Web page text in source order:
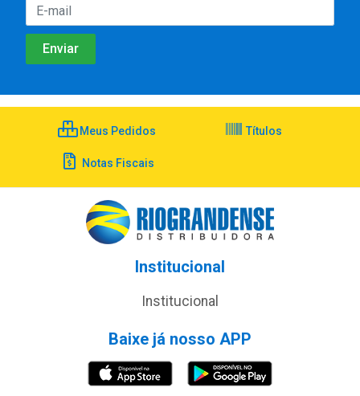
Meus Pedidos Títulos
Notas Fiscais
Institucional
Institucional
Baixe já nosso APP